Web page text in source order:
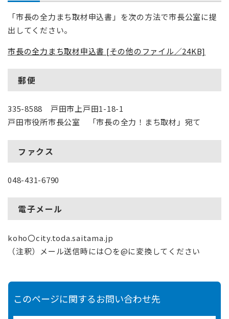
「市長の全力まち取材申込書」を次の方法で市長公室に提
出してください。
市長の全力まち取材申込書 [その他のファイル／24KB]
郵便
335-8588 戸田市上戸田1-18-1
戸田市役所市長公室 「市長の全力！まち取材」宛て
ファクス
048-431-6790
電子メール
koho〇city.toda.saitama.jp
（注釈）メール送信時には〇を@に変換してください
このページに関するお問い合わせ先